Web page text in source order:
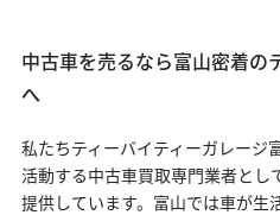
中古車を売るなら富山密着の
へ
私たちティーバイティーガレージ
活動する中古車買取専門業者とし
提供しています。富山では車が生